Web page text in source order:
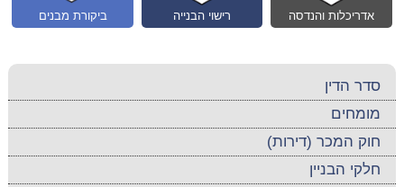
ביקורת מבנים רישוי הבנייה אדריכלות והנדסה
סדר הדין
מומחים
חוק המכר (דירות)
חלקי הבניין